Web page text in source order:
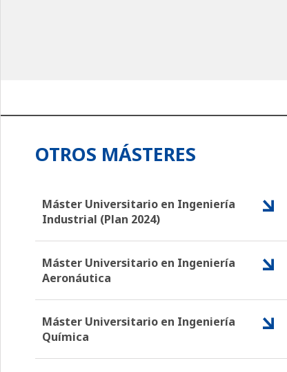
OTROS MÁSTERES
Máster Universitario en Ingeniería
Industrial (Plan 2024)
Máster Universitario en Ingeniería
Aeronáutica
Máster Universitario en Ingeniería
Química